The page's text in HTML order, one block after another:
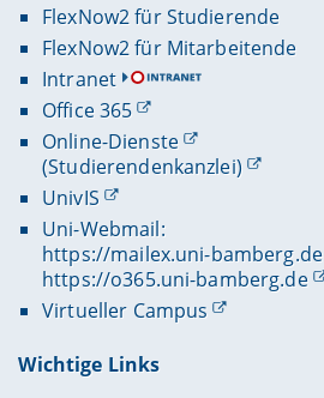
FlexNow2 für Studierende
FlexNow2 für Mitarbeitende
Intranet
Office 365
Online-Dienste
(Studierendenkanzlei)
UnivIS
Uni-Webmail:
https://mailex.uni-bamberg.de
https://o365.uni-bamberg.de
Virtueller Campus
Wichtige Links